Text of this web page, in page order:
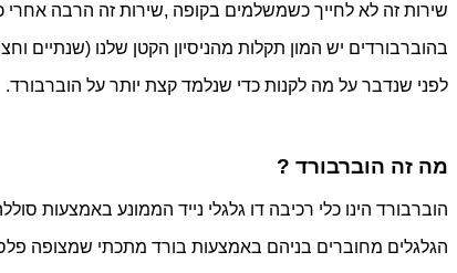
שירות זה לא לחייך כשמשלמים בקופה ,שירות זה הרבה
בהוברבורדים יש המון תקלות מהניסיון הקטן שלנו (שנתיים
לפני שנדבר על מה לקנות כדי שנלמד קצת יותר על הוברבורד.
מה זה הוברבורד ?
הוברבורד הינו כלי רכיבה דו גלגלי נייד הממונע באמצעות
הגלגלים מחוברים בניהם באמצעות בורד מתכתי שמצופה